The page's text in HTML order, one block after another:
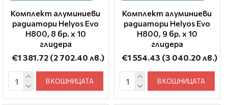
Комплект алуминиеви
радиатори Helyos Evo
H800, 8 бр. x 10
глидера
€1 381.72 (2 702.40 лв.)
В КОШНИЦАТА
Комплект алуминиеви
радиатори Helyos Evo
H800, 9 бр. x 10
глидера
€1 554.43 (3 040.20 лв.)
В КОШНИЦАТА